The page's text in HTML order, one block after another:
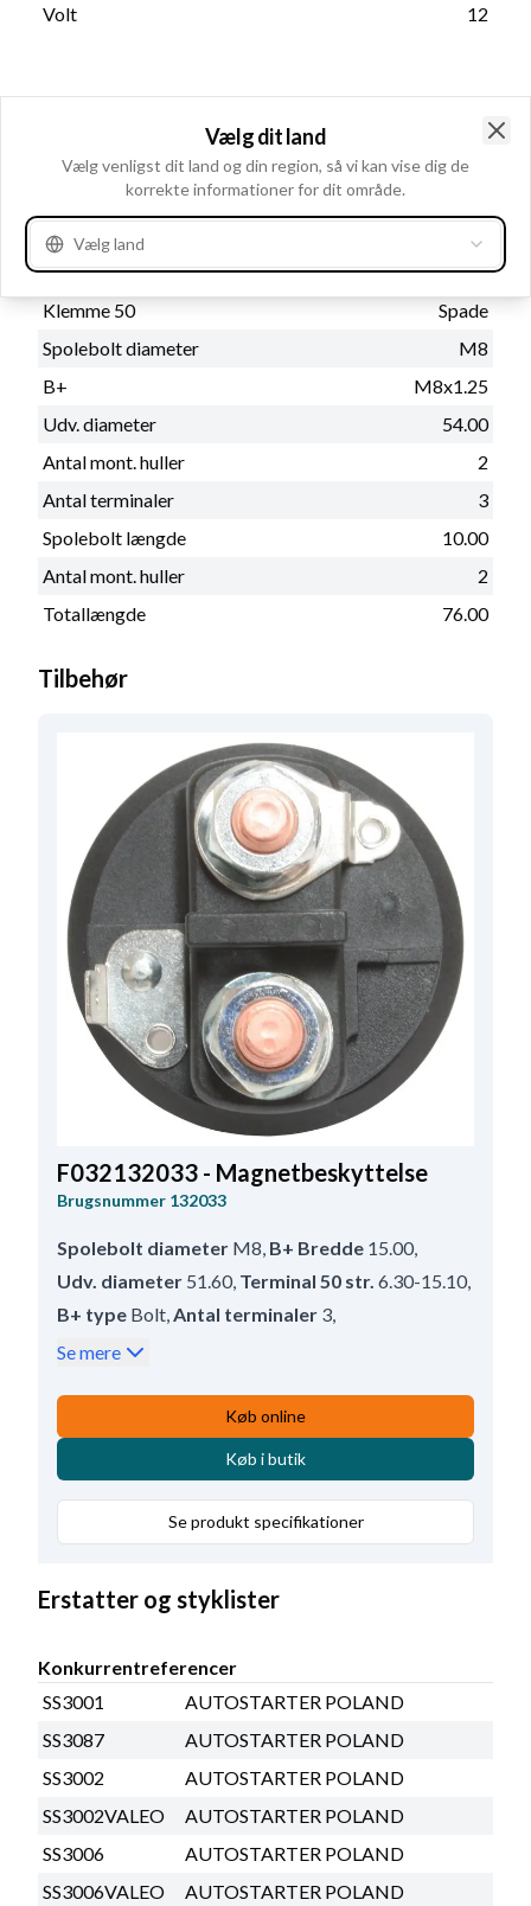
Volt
12
Bemærkning
Dæksel: HC-CARGO
132033.
Fysiske oplysninger
Klemme 50
Spade
Spolebolt diameter
M8
B+
M8x1.25
Udv. diameter
54.00
Antal mont. huller
2
Antal terminaler
3
Spolebolt længde
10.00
Antal mont. huller
2
Totallængde
76.00
Tilbehør
F032132033 - Magnetbeskyttelse
Brugsnummer 132033
Spolebolt diameter M8, B+ Bredde 15.00,
Udv. diameter 51.60, Terminal 50 str. 6.30-15.10,
B+ type Bolt,Antal terminaler 3,
Spolebolt længde
Spade ,
Indvendig diameter
BemærkningHC-CARGO 131171.
Se mere
Køb online
Køb i butik
Se produkt specifikationer
Erstatter og styklister
Konkurrentreferencer
SS3001
AUTOSTARTER POLAND
SS3087
AUTOSTARTER POLAND
SS3002
AUTOSTARTER POLAND
SS3002VALEO
AUTOSTARTER POLAND
SS3006
AUTOSTARTER POLAND
SS3006VALEO
AUTOSTARTER POLAND
Vælg dit land
Vælg venligst dit land og din region, så vi kan vise dig de
korrekte informationer for dit område.
Vælg land